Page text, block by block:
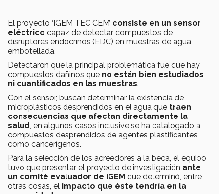
El proyecto ‘IGEM TEC CEM’ consiste en un sensor
eléctrico capaz de detectar compuestos de
disruptores endocrinos (EDC) en muestras de agua
embotellada.
Detectaron que la principal problemática fue que hay
compuestos dañinos que no están bien estudiados
ni cuantificados en las muestras.
Con el sensor, buscan determinar la existencia de
microplásticos desprendidos en el agua que traen
consecuencias que afectan directamente la
salud, en algunos casos inclusive se ha catalogado a
compuestos desprendidos de agentes plastificantes
como cancerígenos.
Para la selección de los acreedores a la beca, el equipo
tuvo que presentar el proyecto de investigación ante
un comité evaluador de iGEM que determinó, entre
otras cosas, el impacto que éste tendría en la